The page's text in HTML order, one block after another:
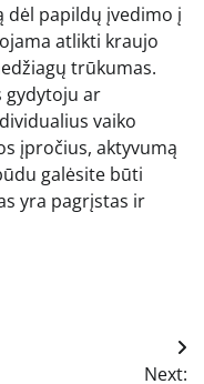
papildų įvedimo į
atlikti kraujo
trūkumas.
gydytoju ar
vaiko
įpročius, aktyvumą
galėsite būti
yra pagrįstas ir
Next: